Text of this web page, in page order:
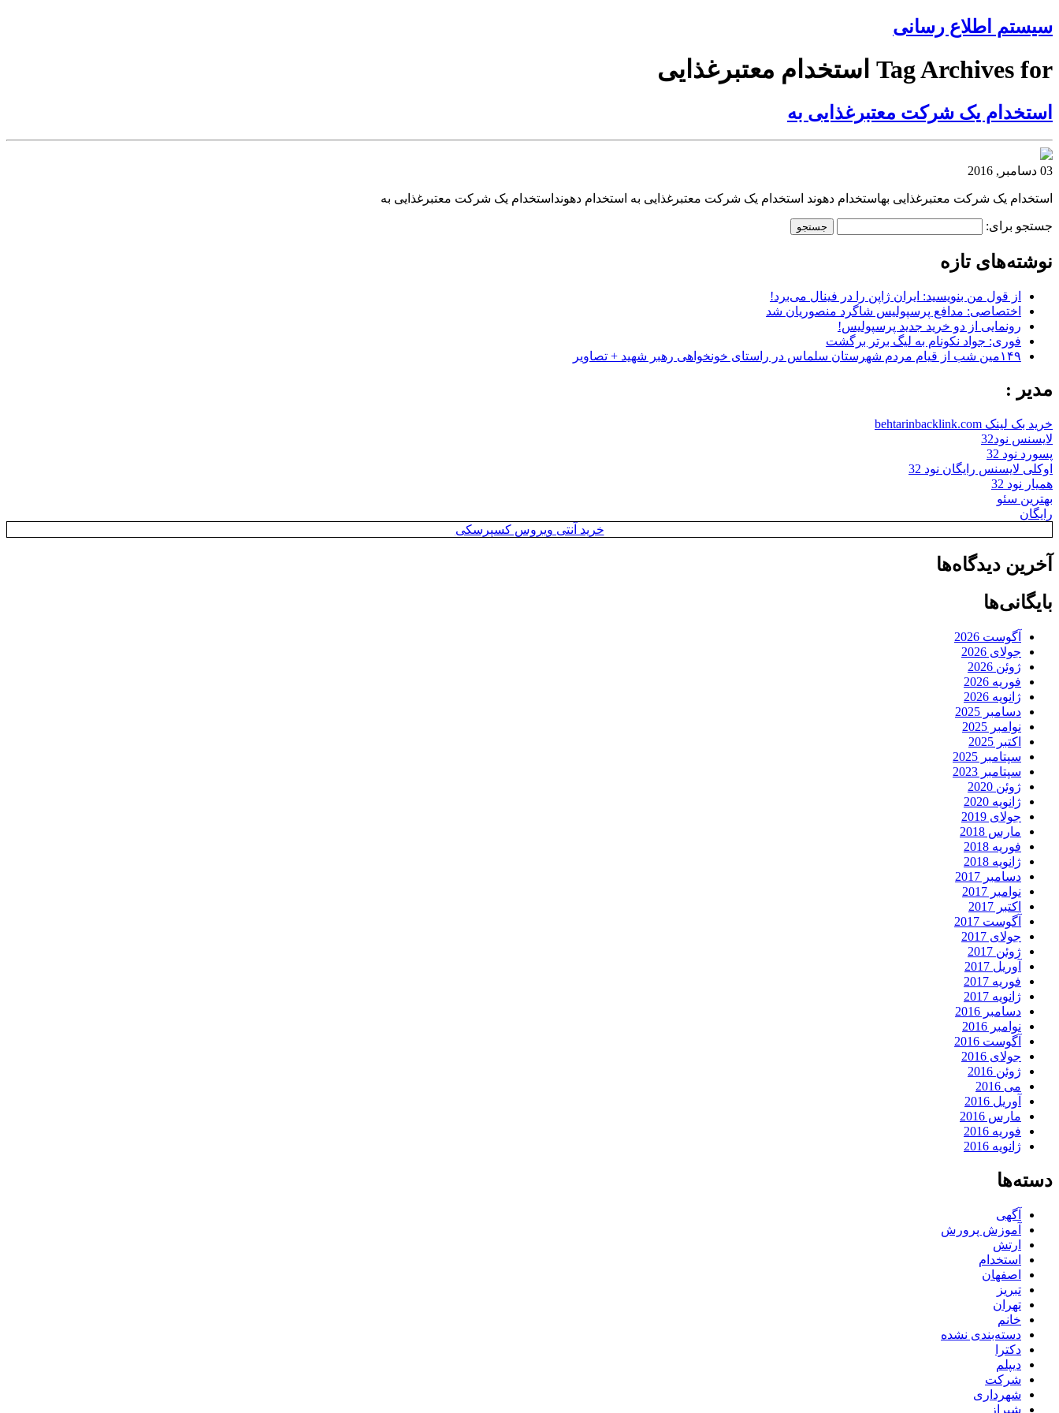
سیستم اطلاع رسانی
Tag Archives for استخدام معتبرغذایی
استخدام یک شرکت معتبرغذایی به
03 دسامبر, 2016
استخدام یک شرکت معتبرغذایی بهاستخدام دهوند استخدام یک شرکت معتبرغذایی به استخدام دهونداستخدام یک شرکت معتبرغذایی به
جستجو برای:
نوشته‌های تازه
از قول من بنویسید: ایران ژاپن را در فینال می‌برد!
اختصاصی: مدافع پرسپولیس شاگرد منصوریان شد
رونمایی از دو خرید جدید پرسپولیس!
فوری: جواد نکونام به لیگ برتر برگشت
۱۴۹مین شب از قیام مردم شهرستان سلماس در راستای خونخواهی رهبر شهید + تصاویر
مدیر :
خرید بک لینک behtarinbacklink.com
لایسنس نود32
پسورد نود 32
اوکلی لایسنس رایگان نود 32
همیار نود 32
بهترین سئو
رایگان
خرید آنتی ویروس کسپرسکی
آخرین دیدگاه‌ها
بایگانی‌ها
آگوست 2026
جولای 2026
ژوئن 2026
فوریه 2026
ژانویه 2026
دسامبر 2025
نوامبر 2025
اکتبر 2025
سپتامبر 2025
سپتامبر 2023
ژوئن 2020
ژانویه 2020
جولای 2019
مارس 2018
فوریه 2018
ژانویه 2018
دسامبر 2017
نوامبر 2017
اکتبر 2017
آگوست 2017
جولای 2017
ژوئن 2017
آوریل 2017
فوریه 2017
ژانویه 2017
دسامبر 2016
نوامبر 2016
آگوست 2016
جولای 2016
ژوئن 2016
می 2016
آوریل 2016
مارس 2016
فوریه 2016
ژانویه 2016
دسته‌ها
آگهی
آموزش پرورش
ارتش
استخدام
اصفهان
تبریز
تهران
خانم
دسته‌بندی نشده
دکترا
دیپلم
شرکت
شهرداری
شیراز